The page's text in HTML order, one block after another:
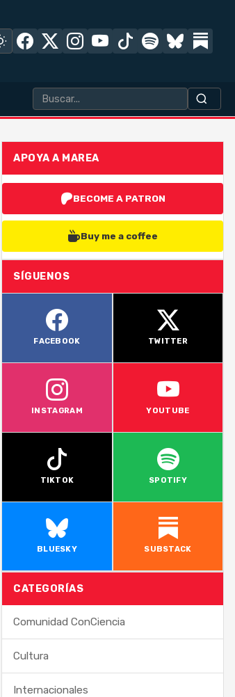
APOYA A MAREA
BECOME A PATRON
Buy me a coffee
SÍGUENOS
FACEBOOK TWITTER
INSTAGRAM YOUTUBE
TIKTOK SPOTIFY
BLUESKY SUBSTACK
CATEGORÍAS
Comunidad ConCiencia
Cultura
Internacionales